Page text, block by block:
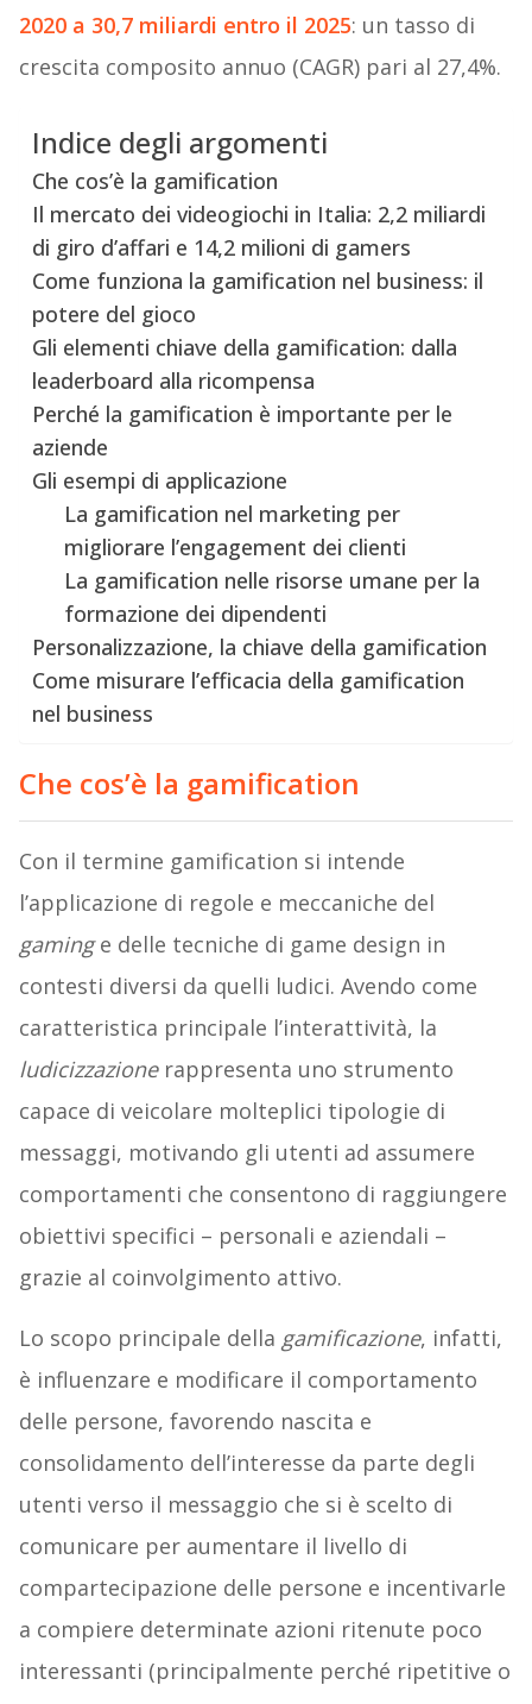
2020 a 30,7 miliardi entro il 2025: un tasso di
crescita composito annuo (CAGR) pari al 27,4%.
Indice degli argomenti
Che cos’è la gamification
Il mercato dei videogiochi in Italia: 2,2 miliardi
di giro d’affari e 14,2 milioni di gamers
Come funziona la gamification nel business: il
potere del gioco
Gli elementi chiave della gamification: dalla
leaderboard alla ricompensa
Perché la gamification è importante per le
aziende
Gli esempi di applicazione
La gamification nel marketing per
migliorare l’engagement dei clienti
La gamification nelle risorse umane per la
formazione dei dipendenti
Personalizzazione, la chiave della gamification
Come misurare l’efficacia della gamification
nel business
Che cos’è la gamification
Con il termine gamification si intende
l’applicazione di regole e meccaniche del
gaminge delle tecniche di game design in
contesti diversi da quelli ludici. Avendo come
caratteristica principale l’interattività, la
ludicizzazionerappresenta uno strumento
capace di veicolare molteplici tipologie di
messaggi, motivando gli utenti ad assumere
comportamenti che consentono di raggiungere
obiettivi specifici – personali e aziendali –
grazie al coinvolgimento attivo.
Lo scopo principale della gamificazione, infatti,
è influenzare e modificare il comportamento
delle persone, favorendo nascita e
consolidamento dell’interesse da parte degli
utenti verso il messaggio che si è scelto di
comunicare per aumentare il livello di
compartecipazione delle persone e incentivarle
a compiere determinate azioni ritenute poco
interessanti (principalmente perché ripetitive o